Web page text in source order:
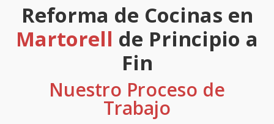
Reforma de Cocinas en
Martorell de Principio a
Fin
Nuestro Proceso de
Trabajo